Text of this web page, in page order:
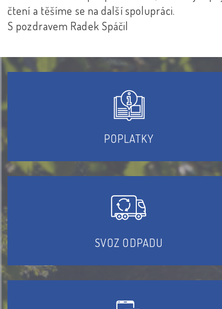
čtení a těšíme se na další spolupráci.
S pozdravem Radek Spáčil
POPLATKY
SVOZ ODPADU